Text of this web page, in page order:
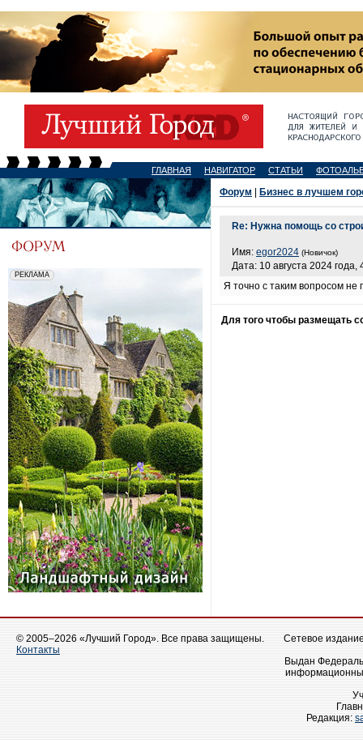
ГЛАВНАЯ НАВИГАТОР СТАТЬИ
Форум Бизнес в лучшем
Re: Нужна помощь со
Имя: egor2024 (Новичок)
Дата: 10 августа 2024 года,
Я точно с таким вопросом не
Для того чтобы размещать
© 2005–2026 «Лучший Город». Все права защищены.
Контакты
Сетевое
Выдан
Редакция: